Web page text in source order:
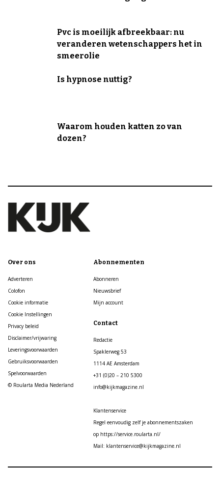
Pvc is moeilijk afbreekbaar: nu
veranderen wetenschappers het in
smeerolie
Is hypnose nuttig?
Waarom houden katten zo van
dozen?
Over ons
Adverteren
Colofon
Cookie informatie
Cookie Instellingen
Privacy beleid
Disclaimer/vrijwaring
Leveringsvoorwaarden
Gebruiksvoorwaarden
Spelvoorwaarden
© Roularta Media Nederland
Abonnementen
Abonneren
Nieuwsbrief
Mijn account
Contact
Redactie
Spaklerweg 53
1114 AE Amsterdam
+31 (0)20 – 210 5300
info@kijkmagazine.nl
Klantenservice
Regel eenvoudig zelf je abonnementszaken
op https://service.roularta.nl/
Mail: klantenservice@kijkmagazine.nl